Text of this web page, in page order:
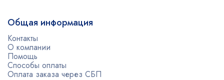
Общая информация
Контакты
О компании
Помощь
Способы оплаты
Оплата заказа через СБП